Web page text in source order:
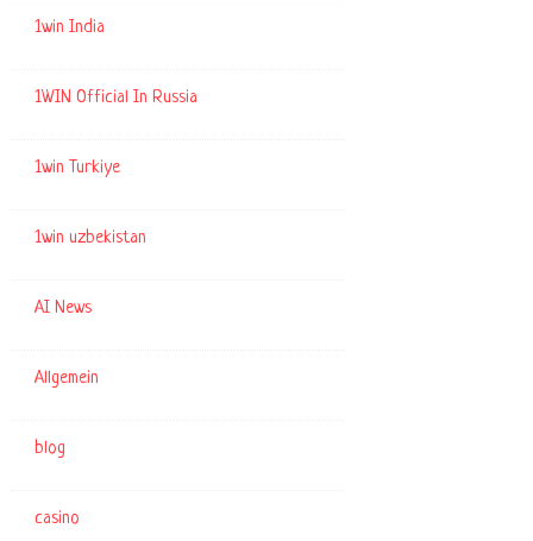
1win India
1WIN Official In Russia
1win Turkiye
1win uzbekistan
AI News
Allgemein
blog
casino